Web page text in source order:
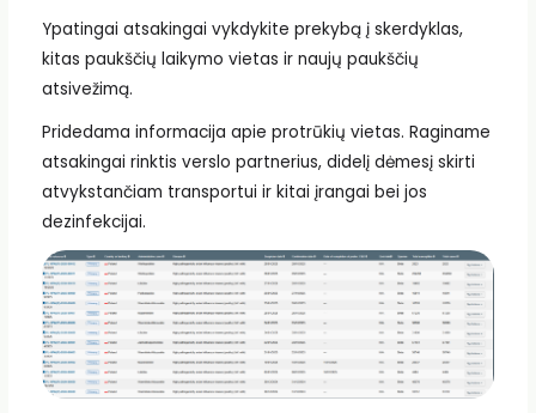
Ypatingai atsakingai vykdykite prekybą į skerdyklas,
kitas paukščių laikymo vietas ir naujų paukščių
atsivežimą.
Pridedama informacija apie protrūkių vietas. Raginame
atsakingai rinktis verslo partnerius, didelį dėmesį skirti
atvykstančiam transportui ir kitai įrangai bei jos
dezinfekcijai.